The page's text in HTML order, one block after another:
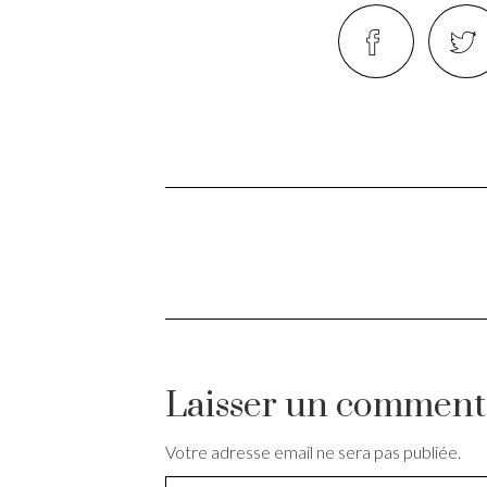
Laisser un
Votre adresse email ne sera pas publiée.